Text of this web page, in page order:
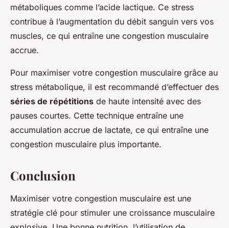
métaboliques comme l’acide lactique. Ce stress
contribue à l’augmentation du débit sanguin vers vos
muscles, ce qui entraîne une congestion musculaire
accrue.
Pour maximiser votre congestion musculaire grâce au
stress métabolique, il est recommandé d’effectuer des
séries de répétitions de haute intensité avec des
pauses courtes. Cette technique entraîne une
accumulation accrue de lactate, ce qui entraîne une
congestion musculaire plus importante.
Conclusion
Maximiser votre congestion musculaire est une
stratégie clé pour stimuler une croissance musculaire